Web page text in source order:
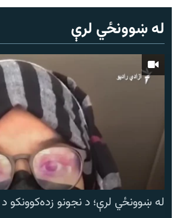
له ښوونځي لرې
له ښوونځي لرې؛ د نجونو زده‌کوونکو